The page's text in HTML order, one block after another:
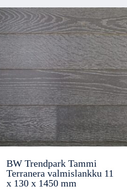
BW Trendpark Tammi
Terranera valmislankku 11
x 130 x 1450 mm